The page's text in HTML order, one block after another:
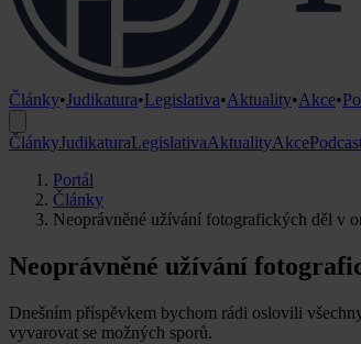
Články•Judikatura•Legislativa•Aktuality•Akce•
ČlánkyJudikaturaLegislativaAktualityAkce
Portál
Články
Neoprávněné užívání fotografických děl v
Neoprávněné užívání
Dnešním příspěvkem bychom rádi oslovili
vyvarovat se možných sporů.